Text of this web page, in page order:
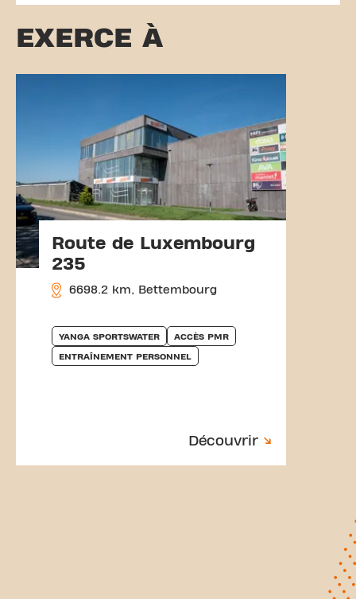
EXERCE À
Route de Luxembourg
235
6698.2 km, Bettembourg
YANGA SPORTSWATER ACCÈS PMR
ENTRAÎNEMENT PERSONNEL
Découvrir